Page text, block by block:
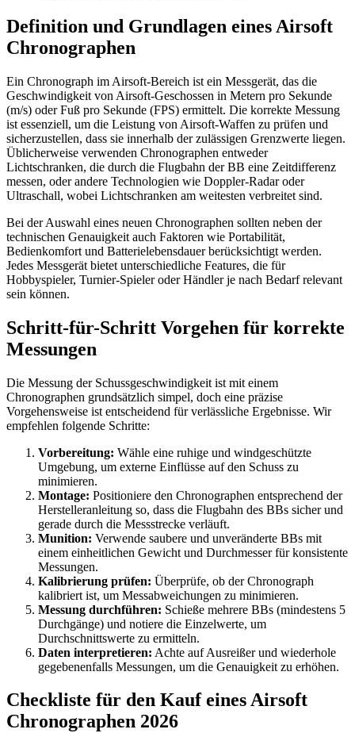
Definition und Grundlagen eines Airsoft
Chronographen
Ein Chronograph im Airsoft-Bereich ist ein Messgerät, das die
Geschwindigkeit von Airsoft-Geschossen in Metern pro Sekunde
(m/s) oder Fuß pro Sekunde (FPS) ermittelt. Die korrekte Messung
ist essenziell, um die Leistung von Airsoft-Waffen zu prüfen und
sicherzustellen, dass sie innerhalb der zulässigen Grenzwerte liegen.
Üblicherweise verwenden Chronographen entweder
Lichtschranken, die durch die Flugbahn der BB eine Zeitdifferenz
messen, oder andere Technologien wie Doppler-Radar oder
Ultraschall, wobei Lichtschranken am weitesten verbreitet sind.
Bei der Auswahl eines neuen Chronographen sollten neben der
technischen Genauigkeit auch Faktoren wie Portabilität,
Bedienkomfort und Batterielebensdauer berücksichtigt werden.
Jedes Messgerät bietet unterschiedliche Features, die für
Hobbyspieler, Turnier-Spieler oder Händler je nach Bedarf relevant
sein können.
Schritt-für-Schritt Vorgehen für korrekte
Messungen
Die Messung der Schussgeschwindigkeit ist mit einem
Chronographen grundsätzlich simpel, doch eine präzise
Vorgehensweise ist entscheidend für verlässliche Ergebnisse. Wir
empfehlen folgende Schritte:
Vorbereitung: Wähle eine ruhige und windgeschützte
Umgebung, um externe Einflüsse auf den Schuss zu
minimieren.
Montage: Positioniere den Chronographen entsprechend der
Herstelleranleitung so, dass die Flugbahn des BBs sicher und
gerade durch die Messstrecke verläuft.
Munition: Verwende saubere und unveränderte BBs mit
einem einheitlichen Gewicht und Durchmesser für konsistente
Messungen.
Kalibrierung prüfen: Überprüfe, ob der Chronograph
kalibriert ist, um Messabweichungen zu minimieren.
Messung durchführen: Schieße mehrere BBs (mindestens 5
Durchgänge) und notiere die Einzelwerte, um
Durchschnittswerte zu ermitteln.
Daten interpretieren: Achte auf Ausreißer und wiederhole
gegebenenfalls Messungen, um die Genauigkeit zu erhöhen.
Checkliste für den Kauf eines Airsoft
Chronographen 2026